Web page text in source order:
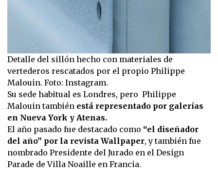
Detalle del sillón hecho con materiales de
vertederos rescatados por el propio Philippe
Malouin. Foto: Instagram.
Su sede habitual es Londres, pero Philippe
Malouin también está representado por galerías
en Nueva York y Atenas.
El año pasado fue destacado como “el diseñador
del año” por la revista Wallpaper, y también fue
nombrado Presidente del Jurado en el Design
Parade de Villa Noaille en Francia.